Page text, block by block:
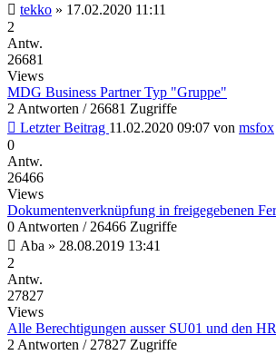
tekko » 17.02.2020 11:11
2
Antw.
26681
Views
MDG Business Partner Typ "Gruppe"
2 Antworten / 26681 Zugriffe
Letzter Beitrag 11.02.2020 09:07 von msfox
0
Antw.
26466
Views
Dokumentenverknüpfung in freigegebenen
0 Antworten / 26466 Zugriffe
Aba » 28.08.2019 13:41
2
Antw.
27827
Views
Alle Berechtigungen ausser SU01 und den
2 Antworten / 27827 Zugriffe